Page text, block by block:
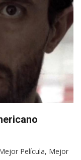
Película, Mejor